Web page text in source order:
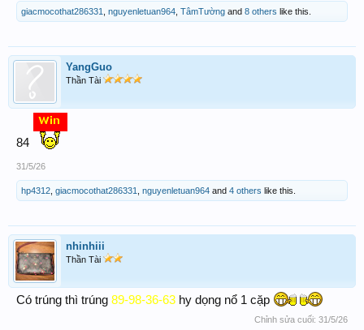
giacmocothat286331 nguyenletuan964 TâmTường and 8 others like this.
YangGuo
Thần Tài
84
31/5/26
hp4312 giacmocothat286331 nguyenletuan964 and 4 others like this.
nhinhiii
Thần Tài
Có trúng thì trúng 89-98-36-63 hy dọng nổ 1 cặp
Chỉnh sửa cuối: 31/5/26